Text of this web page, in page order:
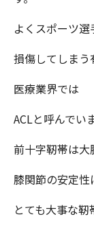
よくスポーツ
損傷してしまう
医療業界では
ACLと呼んでい
前十字靭帯は
膝関節の安定性
とても大事な